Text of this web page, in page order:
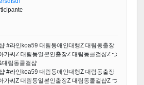
#라인koa59 대림동애인대행Z 대림동출장
가씨Z 대림동일본인출장Z 대림동콜걸샵Z つ
대림동콜걸샵
#라인koa59 대림동애인대행Z 대림동출장
가씨Z 대림동일본인출장Z 대림동콜걸샵Z つ